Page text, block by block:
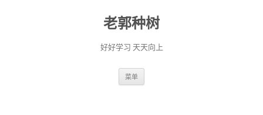
老郭种树
好好学习 天天向上
菜单